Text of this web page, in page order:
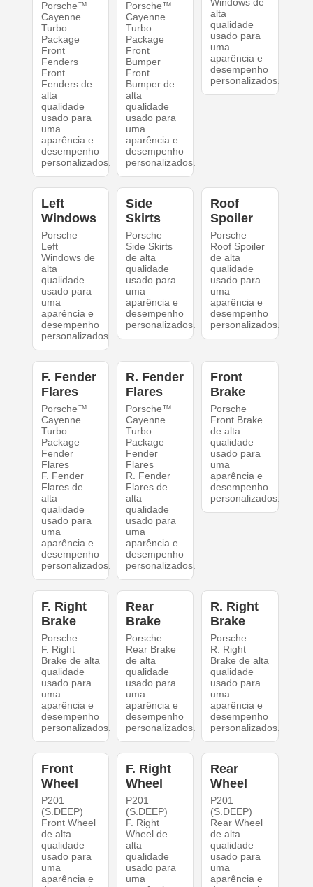
Porsche™
Cayenne
Turbo
Package
Front
Fenders
Front
Fenders de
alta
qualidade
usado para
uma
aparência e
desempenho
personalizados.
Porsche™
Cayenne
Turbo
Package
Front
Bumper
Front
Bumper de
alta
qualidade
usado para
uma
aparência e
desempenho
personalizados.
alta
qualidade
usado para
uma
aparência e
desempenho
personalizados.
Left
Windows
Porsche
Left
Windows de
alta
qualidade
usado para
uma
aparência e
desempenho
personalizados.
Side
Skirts
Porsche
Side Skirts
de alta
qualidade
usado para
uma
aparência e
desempenho
personalizados.
Roof
Spoiler
Porsche
Roof Spoiler
de alta
qualidade
usado para
uma
aparência e
desempenho
personalizados.
F. Fender
Flares
Porsche™
Cayenne
Turbo
Package
Fender
Flares
F. Fender
Flares de
alta
qualidade
usado para
uma
aparência e
desempenho
personalizados.
R. Fender
Flares
Porsche™
Cayenne
Turbo
Package
Fender
Flares
R. Fender
Flares de
alta
qualidade
usado para
uma
aparência e
desempenho
personalizados.
Front
Brake
Porsche
Front Brake
de alta
qualidade
usado para
uma
aparência e
desempenho
personalizados.
F. Right
Brake
Porsche
F. Right
Brake de alta
qualidade
usado para
uma
aparência e
desempenho
personalizados.
Rear
Brake
Porsche
Rear Brake
de alta
qualidade
usado para
uma
aparência e
desempenho
personalizados.
R. Right
Brake
Porsche
R. Right
Brake de alta
qualidade
usado para
uma
aparência e
desempenho
personalizados.
Front
Wheel
P201
(S.DEEP)
Front Wheel
de alta
qualidade
usado para
uma
aparência e
F. Right
Wheel
P201
(S.DEEP)
F. Right
Wheel de
alta
qualidade
usado para
uma
Rear
Wheel
P201
(S.DEEP)
Rear Wheel
de alta
qualidade
usado para
uma
aparência e